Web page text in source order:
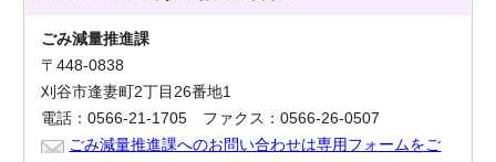
ごみ減量推進課
〒448-0838
刈谷市逢妻町2丁目26番地1
電話：0566-21-1705 ファクス：0566-26-0507
ごみ減量推進課へのお問い合わせは専用フォームをご